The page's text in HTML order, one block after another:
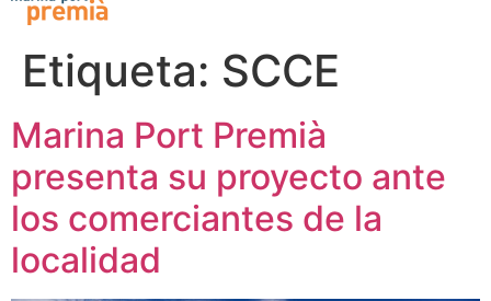
Etiqueta: SCCE
Marina Port Premià
presenta su proyecto ante
los comerciantes de la
localidad